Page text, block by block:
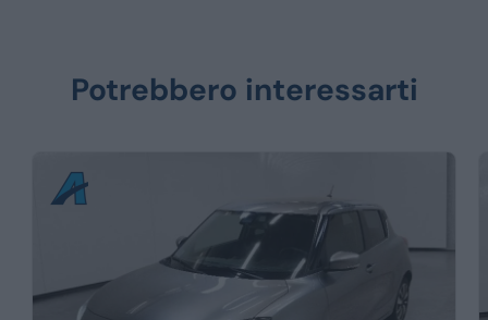
Potrebbero interessarti